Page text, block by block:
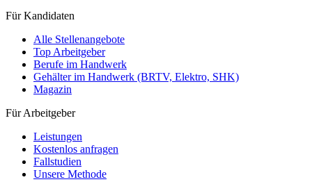
Für Kandidaten
Alle Stellenangebote
Top Arbeitgeber
Berufe im Handwerk
Gehälter im Handwerk (BRTV, Elektro, SHK)
Magazin
Für Arbeitgeber
Leistungen
Kostenlos anfragen
Fallstudien
Unsere Methode